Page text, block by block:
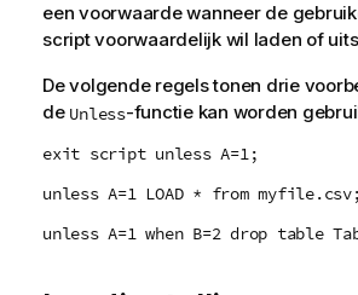
een voorwaarde wanneer de
script voorwaardelijk wil laden of
De volgende regels tonen drie
de Unless-functie kan worden
exit script unless A=1;
unless A=1 LOAD * from myfile.csv;
unless A=1 when B=2 drop table